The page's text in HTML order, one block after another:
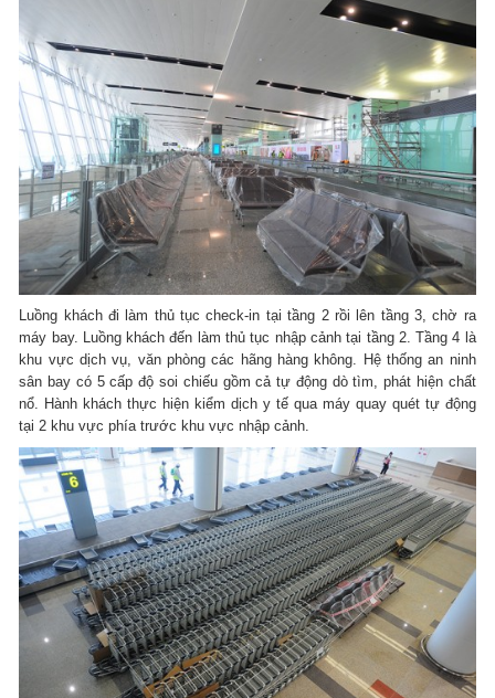
Luồng khách đi làm thủ tục check-in tại tầng 2 rồi lên tầng 3, chờ ra
máy bay. Luồng khách đến làm thủ tục nhập cảnh tại tầng 2. Tầng 4 là
khu vực dịch vụ, văn phòng các hãng hàng không. Hệ thống an ninh
sân bay có 5 cấp độ soi chiếu gồm cả tự động dò tìm, phát hiện chất
nổ. Hành khách thực hiện kiểm dịch y tế qua máy quay quét tự động
tại 2 khu vực phía trước khu vực nhập cảnh.